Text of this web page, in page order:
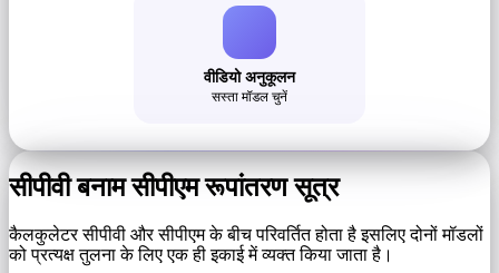
वीडियो अनुकूलन
सस्ता मॉडल चुनें
सीपीवी बनाम सीपीएम रूपांतरण सूत्र
कैलकुलेटर सीपीवी और सीपीएम के बीच परिवर्तित होता है इसलिए दोनों मॉडलों
को प्रत्यक्ष तुलना के लिए एक ही इकाई में व्यक्त किया जाता है।